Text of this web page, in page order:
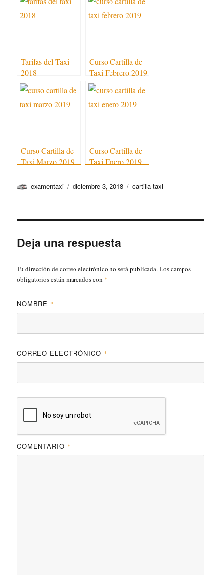
Tarifas del Taxi
2018
Curso Cartilla de
Taxi Febrero 2019
Curso Cartilla de
Taxi Marzo 2019
Curso Cartilla de
Taxi Enero 2019
Autor
examentaxi
Publicado
diciembre 3, 2018 Categorías
cartilla taxi
Deja una respuesta
Tu dirección de correo electrónico no será publicada.Los campos
obligatorios están marcados con *
NOMBRE *
CORREO ELECTRÓNICO *
COMENTARIO *